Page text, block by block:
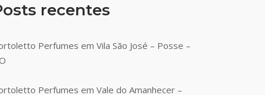
recentes
Perfumes em Vila São José – Posse –
Perfumes em Vale do Amanhecer –